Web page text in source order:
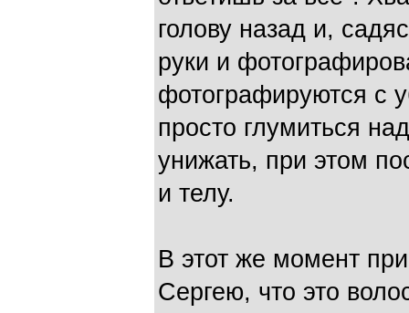
голову назад и,
руки и
фотографируются с
просто глумиться
унижать, при этом
и телу.
В этот же момент
Сергею, что это